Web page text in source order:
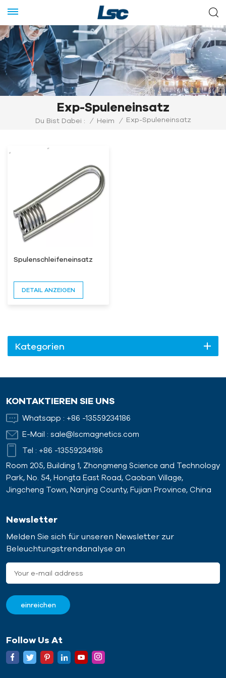
Exp-Spuleneinsatz
Du Bist Dabei : / Heim / Exp-Spuleneinsatz
Spulenschleifeneinsatz
DETAIL ANZEIGEN
Kategorien
KONTAKTIEREN SIE UNS
Whatsapp : +86 -13559234186
E-Mail : sale@lscmagnetics.com
Tel : +86 -13559234186
Room 205, Building 1, Zhongmeng Science and Technology
Park, No. 54, Hongta East Road, Caoban Village,
Jingcheng Town, Nanjing County, Fujian Province, China
Newsletter
Melden Sie sich für unseren Newsletter zur
Beleuchtungstrendanalyse an
Follow Us At